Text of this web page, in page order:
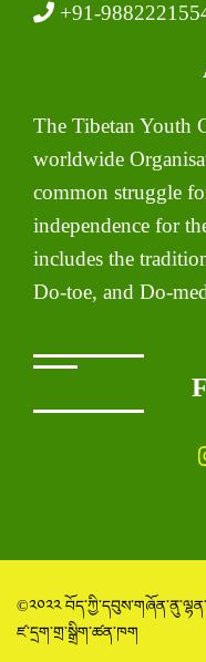
+91-
The Tibetan Youth
worldwide
common struggle
independence for
includes the
Do-toe, and Do-
©༢༠༢༢
ཛ་དྲག་གྲ་སྒྲིག་ཚན་ཁག